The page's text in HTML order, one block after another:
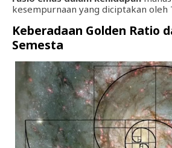
kesempurnaan yang diciptakan oleh
Keberadaan Golden Ratio
Semesta